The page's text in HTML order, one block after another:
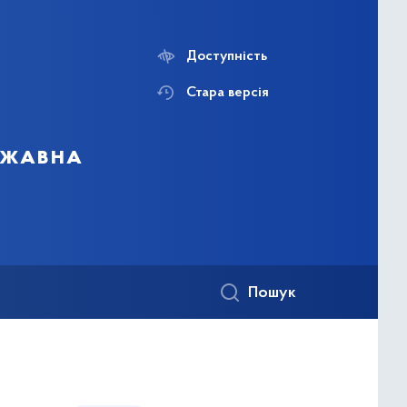
Доступність
Стара версія
Пошук